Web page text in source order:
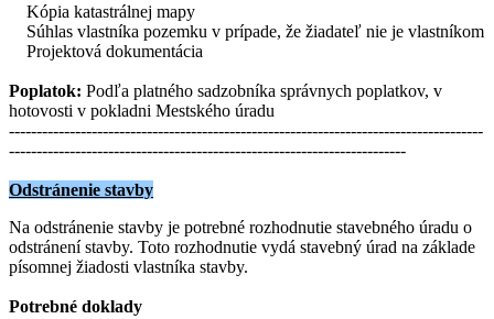
Kópia katastrálnej mapy
Súhlas vlastníka pozemku v prípade, že žiadateľ nie je vlastníkom
Projektová dokumentácia
Poplatok: Podľa platného sadzobníka správnych poplatkov, v
hotovosti v pokladni Mestského úradu
--------------------------------------------------------------------------------------
------------------------------------------------------------------------
Odstránenie stavby
Na odstránenie stavby je potrebné rozhodnutie stavebného úradu o
odstránení stavby. Toto rozhodnutie vydá stavebný úrad na základe
písomnej žiadosti vlastníka stavby.
Potrebné doklady